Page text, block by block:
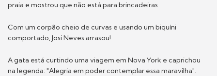
praia e mostrou que não está para brincadeiras.
Com um corpão cheio de curvas e usando um biquíni
comportado, Josi Neves arrasou!
A gata está curtindo uma viagem em Nova York e caprichou
na legenda: "Alegria em poder contemplar essa maravilha".